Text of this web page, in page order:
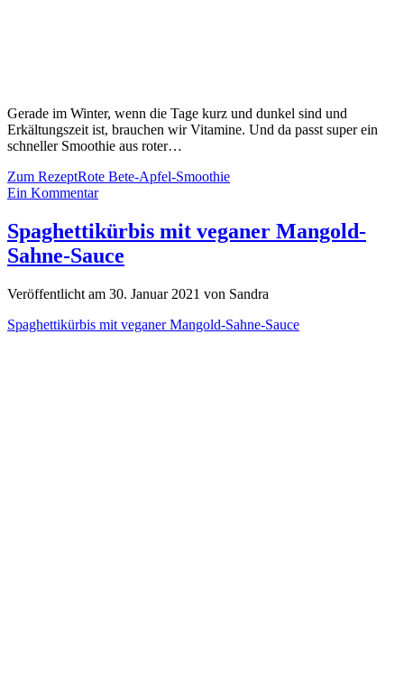
Gerade im Winter, wenn die Tage kurz und dunkel sind und
Erkältungszeit ist, brauchen wir Vitamine. Und da passt super ein
schneller Smoothie aus roter…
Zum RezeptRote Bete-Apfel-Smoothie
Ein Kommentar
Spaghettikürbis mit veganer Mangold-
Sahne-Sauce
Veröffentlicht am 30. Januar 2021 von Sandra
Spaghettikürbis mit veganer Mangold-Sahne-Sauce